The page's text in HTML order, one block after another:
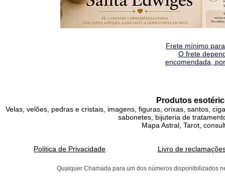
Frete mínimo
O frete
encomendada,
Produtos
Velas, velões, pedras e cristais, imagens, figuras, orixas, santos,
sabonetes, bijuteria de
Mapa Astral, Tarot,
Politica de Privacidade Livro de
Qualquer Chamada para um dos números disponibilizados